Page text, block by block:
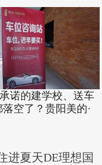
诺的建学校、送车
空了？贵阳美的·
进夏天DE理想国